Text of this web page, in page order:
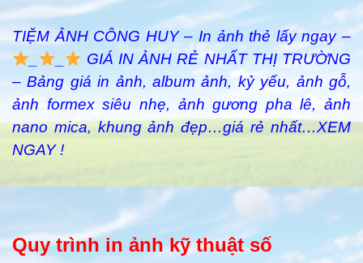
TIỆM ẢNH CÔNG HUY – In ảnh thẻ lấy ngay –
GIÁ IN ẢNH RẺ NHẤT THỊ TRƯỜNG
– Bảng giá in ảnh, album ảnh, kỷ yếu, ảnh gỗ,
ảnh formex siêu nhẹ, ảnh gương pha lê, ảnh
nano mica, khung ảnh đẹp…giá rẻ nhất…XEM
NGAY !
Quy trình in ảnh kỹ thuật số